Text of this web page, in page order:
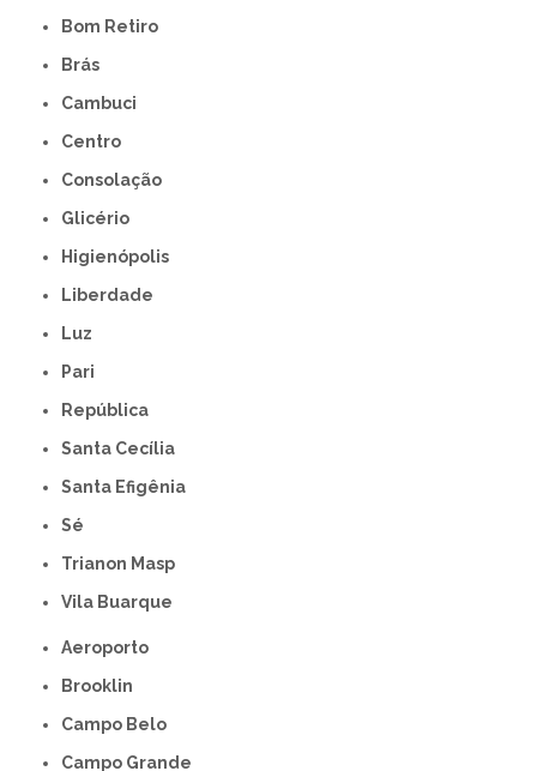
Bom Retiro
Brás
Cambuci
Centro
Consolação
Glicério
Higienópolis
Liberdade
Luz
Pari
República
Santa Cecília
Santa Efigênia
Sé
Trianon Masp
Vila Buarque
Aeroporto
Brooklin
Campo Belo
Campo Grande